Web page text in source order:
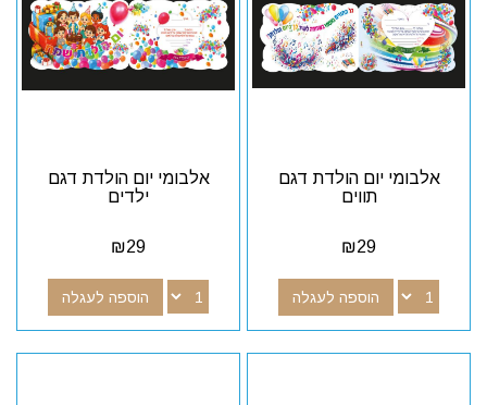
אלבומי יום הולדת דגם
תווים
₪29
הוספה לעגלה
אלבומי יום הולדת דגם
ילדים
₪29
הוספה לעגלה